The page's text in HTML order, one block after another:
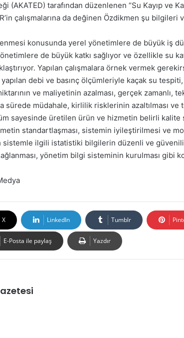
(AKATED) tarafından düzenlenen “Su Kayıp ve
çalışmalarına da değinen Özdikmen şu bilgileri
konusunda yerel yönetimlere de büyük iş
de büyük katkı sağlıyor ve özellikle su
Yapılan çalışmalara örnek vermek
debi ve basınç ölçümleriyle kaçak su tespiti,
ve maliyetinin azalması, gerçek zamanlı,
sürede müdahale, kirlilik risklerinin azaltılması
sayesinde üretilen ürün ve hizmetin belirli kalite
standartlaşması, sistemin iyileştirilmesi ve
sistemle ilgili istatistiki bilgilerin düzenli ve
yönetim bilgi sisteminin kurulması gibi
X LinkedIn Tumblr
E-Posta ile paylaş Yazdır